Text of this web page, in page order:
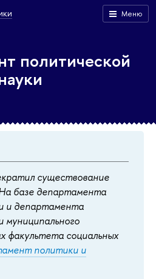
Меню
политической
существование
базе департамента
и департамента
муниципального
факультета социальных
политики и